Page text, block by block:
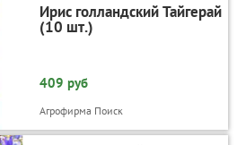
Ирис голландский Тайгерай
(10 шт.)
409 руб
Агрофирма Поиск